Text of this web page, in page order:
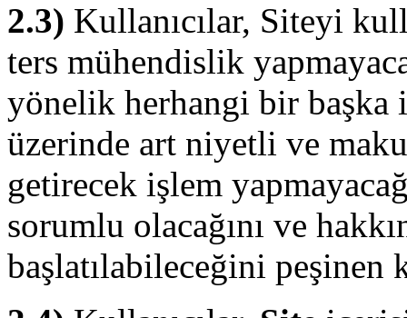
2.3) Kullanıcılar, Siteyi
ters mühendislik
yönelik herhangi bir başka
üzerinde art niyetli ve
getirecek işlem
sorumlu olacağını ve
başlatılabileceğini peşinen